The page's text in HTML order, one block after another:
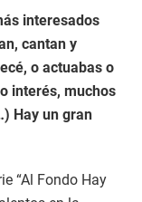
interesados
cantan y
o actuabas o
interés, muchos
Hay un gran
“Al Fondo Hay